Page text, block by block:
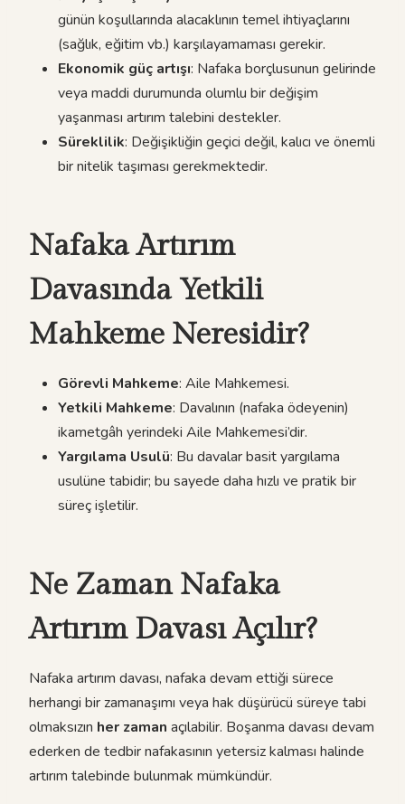
günün koşullarında alacaklının temel ihtiyaçlarını
(sağlık, eğitim vb.) karşılayamaması gerekir.
Ekonomik güç artışı: Nafaka borçlusunun gelirinde
veya maddi durumunda olumlu bir değişim
yaşanması artırım talebini destekler.
Süreklilik: Değişikliğin geçici değil, kalıcı ve önemli
bir nitelik taşıması gerekmektedir.
Nafaka Artırım
Davasında Yetkili
Mahkeme Neresidir?
Görevli Mahkeme: Aile Mahkemesi.
Yetkili Mahkeme: Davalının (nafaka ödeyenin)
ikametgâh yerindeki Aile Mahkemesi’dir.
Yargılama Usulü: Bu davalar basit yargılama
usulüne tabidir; bu sayede daha hızlı ve pratik bir
süreç işletilir.
Ne Zaman Nafaka
Artırım Davası Açılır?
Nafaka artırım davası, nafaka devam ettiği sürece
herhangi bir zamanaşımı veya hak düşürücü süreye tabi
olmaksızın her zaman açılabilir. Boşanma davası devam
ederken de tedbir nafakasının yetersiz kalması halinde
artırım talebinde bulunmak mümkündür.